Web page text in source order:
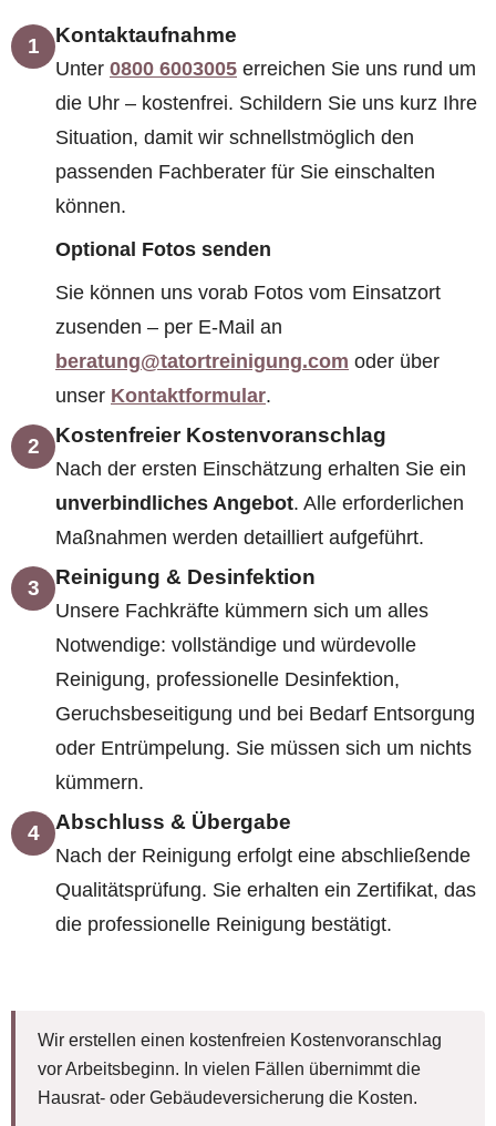
1 Kontaktaufnahme
Unter 0800 6003005 erreichen Sie uns rund um
die Uhr – kostenfrei. Schildern Sie uns kurz Ihre
Situation, damit wir schnellstmöglich den
passenden Fachberater für Sie einschalten
können.
Optional Fotos senden
Sie können uns vorab Fotos vom Einsatzort
zusenden – per E-Mail an
beratung@tatortreinigung.com oder über
unser Kontaktformular.
2 Kostenfreier Kostenvoranschlag
Nach der ersten Einschätzung erhalten Sie ein
unverbindliches Angebot. Alle erforderlichen
Maßnahmen werden detailliert aufgeführt.
3 Reinigung & Desinfektion
Unsere Fachkräfte kümmern sich um alles
Notwendige: vollständige und würdevolle
Reinigung, professionelle Desinfektion,
Geruchsbeseitigung und bei Bedarf Entsorgung
oder Entrümpelung. Sie müssen sich um nichts
kümmern.
4 Abschluss & Übergabe
Nach der Reinigung erfolgt eine abschließende
Qualitätsprüfung. Sie erhalten ein Zertifikat, das
die professionelle Reinigung bestätigt.
Wir erstellen einen kostenfreien Kostenvoranschlag
vor Arbeitsbeginn. In vielen Fällen übernimmt die
Hausrat- oder Gebäudeversicherung die Kosten.